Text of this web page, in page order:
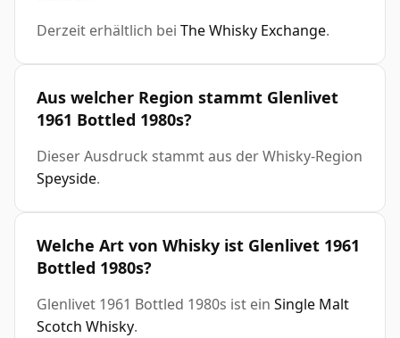
Derzeit erhältlich bei The Whisky Exchange.
Aus welcher Region stammt Glenlivet
1961 Bottled 1980s?
Dieser Ausdruck stammt aus der Whisky-Region
Speyside.
Welche Art von Whisky ist Glenlivet 1961
Bottled 1980s?
Glenlivet 1961 Bottled 1980s ist ein Single Malt
Scotch Whisky.